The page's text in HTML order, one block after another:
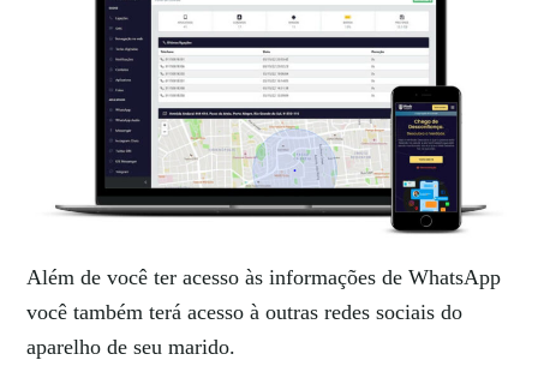
Além de você ter acesso às informações de WhatsApp
você também terá acesso à outras redes sociais do
aparelho de seu marido.